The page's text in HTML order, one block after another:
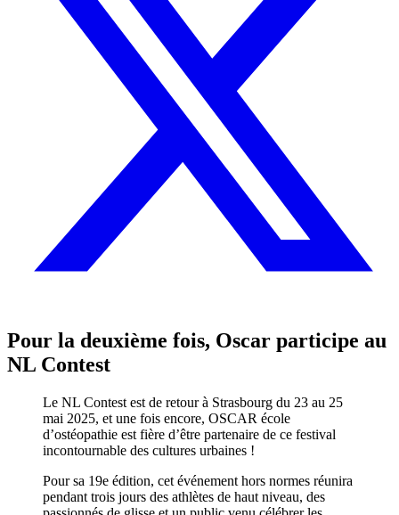
Pour la deuxième fois, Oscar participe au
NL Contest
Le NL Contest est de retour à Strasbourg du 23 au 25
mai 2025, et une fois encore, OSCAR école
d’ostéopathie est fière d’être partenaire de ce festival
incontournable des cultures urbaines !
Pour sa 19e édition, cet événement hors normes réunira
pendant trois jours des athlètes de haut niveau, des